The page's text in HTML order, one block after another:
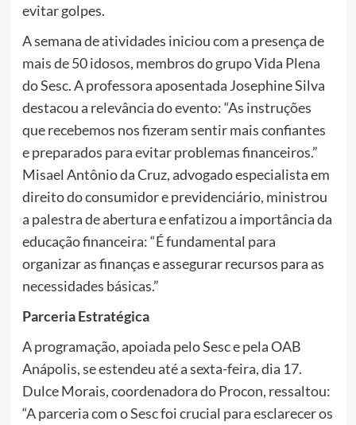
evitar golpes.
A semana de atividades iniciou com a presença de
mais de 50 idosos, membros do grupo Vida Plena
do Sesc. A professora aposentada Josephine Silva
destacou a relevância do evento: “As instruções
que recebemos nos fizeram sentir mais confiantes
e preparados para evitar problemas financeiros.”
Misael Antônio da Cruz, advogado especialista em
direito do consumidor e previdenciário, ministrou
a palestra de abertura e enfatizou a importância da
educação financeira: “É fundamental para
organizar as finanças e assegurar recursos para as
necessidades básicas.”
Parceria Estratégica
A programação, apoiada pelo Sesc e pela OAB
Anápolis, se estendeu até a sexta-feira, dia 17.
Dulce Morais, coordenadora do Procon, ressaltou:
“A parceria com o Sesc foi crucial para esclarecer os